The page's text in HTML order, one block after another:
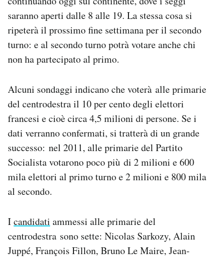
saranno aperti dalle 8 alle 19. La stessa cosa si
ripeterà il prossimo fine settimana per il secondo
turno: e al secondo turno potrà votare anche chi
non ha partecipato al primo.
Alcuni sondaggi indicano che voterà alle primarie
del centrodestra il 10 per cento degli elettori
francesi e cioè circa 4,5 milioni di persone. Se i
dati verranno confermati, si tratterà di un grande
successo: nel 2011, alle primarie del Partito
Socialista votarono poco più di 2 milioni e 600
mila elettori al primo turno e 2 milioni e 800 mila
al secondo.
Icandidati ammessi alle primarie del
centrodestra sono sette: Nicolas Sarkozy, Alain
Juppé, François Fillon, Bruno Le Maire, Jean-